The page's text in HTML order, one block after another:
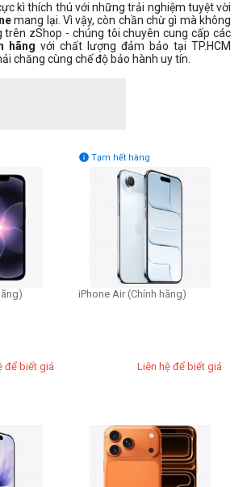
60590000đ
kì thích thú với những trải nghiệm tuyệt vời
mang lại. Vì vậy, còn chần chừ gì mà không
trên zShop - chúng tôi chuyên cung cấp các
hãng với chất lượng đảm bảo tại TP.HCM
chăng cùng chế độ bảo hành uy tín.
để biết giá
Tạm hết hàng

iPhone Air (Chính hãng)
Liên hệ để biết giá